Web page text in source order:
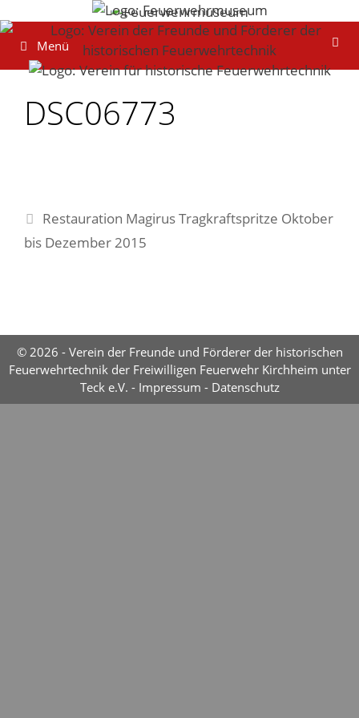
Inhalt
springenMenü
DSC06773
Restauration Magirus Tragkraftspritze Oktober
bis Dezember 2015
© 2026 - Verein der Freunde und Förderer der historischen
Feuerwehrtechnik der Freiwilligen Feuerwehr Kirchheim unter
Teck e.V. - Impressum - Datenschutz